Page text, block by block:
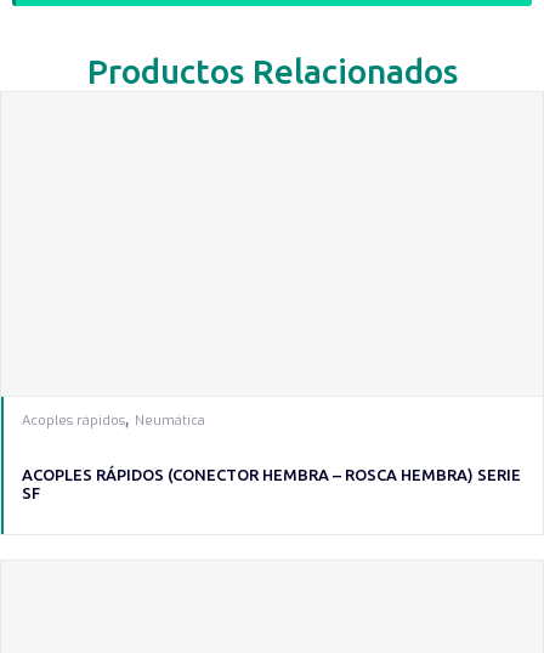
Productos Relacionados
Acoples rápidos, Neumática
ACOPLES RÁPIDOS (CONECTOR HEMBRA – ROSCA HEMBRA) SERIE
SF